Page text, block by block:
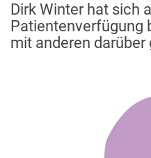
Dirk Winter hat sich
mit anderen darüber